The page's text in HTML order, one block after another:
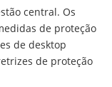
central. Os
de proteção
de desktop
de proteção